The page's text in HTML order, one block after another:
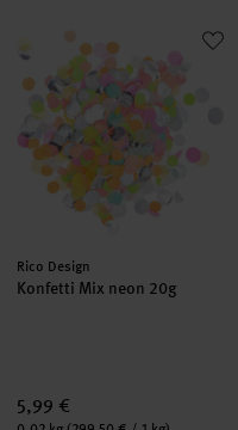
Hersteller:
Rico Design
Konfetti Mix neon 20g
5,99 €